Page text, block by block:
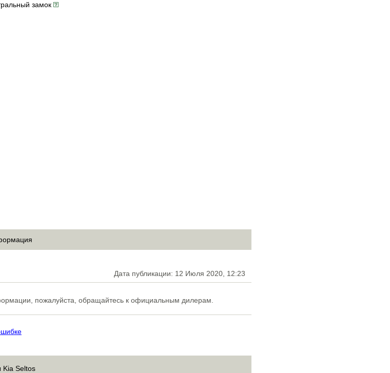
замок
Дата публикации: 12 Июля 2020, 12:23
пожалуйста, обращайтесь к официальным дилерам.
Kia Seltos